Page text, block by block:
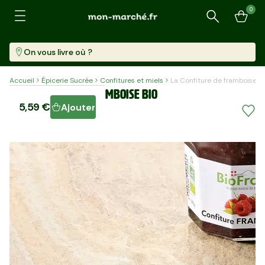
Recherche
0
On vous livre où ?
Accueil Épicerie Sucrée Confitures et miels La Confiture de framboise
La Confiture de framboise BIO
5,59 € Ajouter